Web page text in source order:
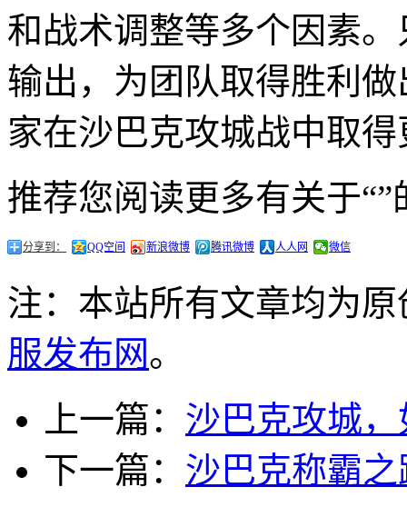
和战术调整等多个因素
输出，为团队取得胜利
家在沙巴克攻城战中取
推荐您阅读更多有关于“”
分享到： QQ空间 新浪微博 腾讯微博 人人网 微信
注：本站所有文章均为
服发布网。
上一篇： 沙巴克攻城
下一篇： 沙巴克称霸